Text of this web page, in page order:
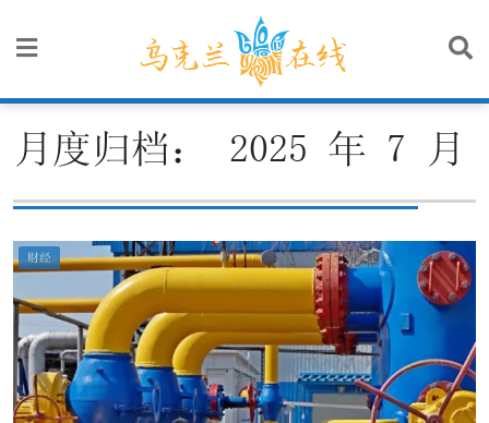
月度归档： 2025 年 7 月
财经